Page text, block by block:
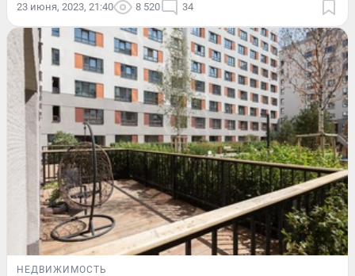
23 июня, 2023, 21:40 8 520 34
НЕДВИЖИМОСТЬ